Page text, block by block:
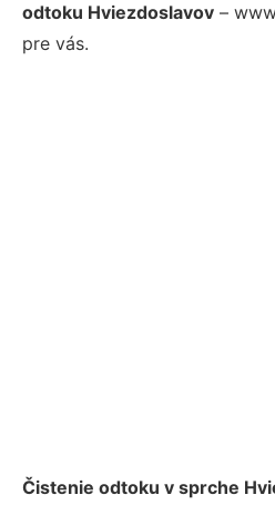
odtoku Hviezdoslavov –
pre vás.
Čistenie odtoku v sprche